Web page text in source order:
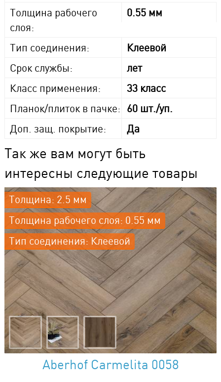
Толщина рабочего
слоя:
0.55 мм
Тип соединения:
Клеевой
Срок службы:
лет
Класс применения:
33 класс
Планок/плиток в пачке: 60 шт./уп.
Доп. защ. покрытие:
Да
Так же вам могут быть
интересны следующие товары
Толщина: 2.5 мм
Толщина рабочего слоя: 0.55 мм
Тип соединения: Клеевой
Aberhof Carmelita 0058